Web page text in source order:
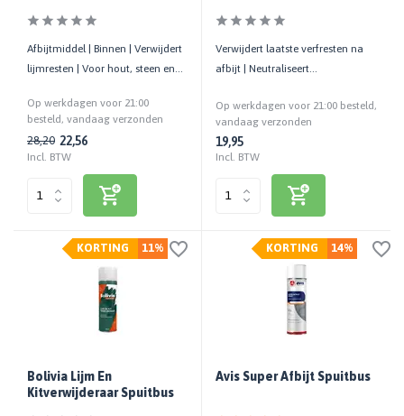
Afbijtmiddel | Binnen | Verwijdert
lijmresten | Voor hout, steen en
Op werkdagen voor 21:00
besteld, vandaag verzonden
28,20 22,56
Incl. BTW
Verwijdert laatste verfresten na
afbijt | Neutraliseert
Op werkdagen voor 21:00 besteld,
vandaag verzonden
19,95
Incl. BTW
11%
KORTING
Bolivia Lijm En
Kitverwijderaar Spuitbus
14%
KORTING
Avis Super Afbijt Spuitbus